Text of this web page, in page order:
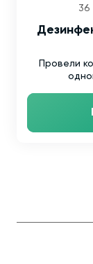
36
Провели